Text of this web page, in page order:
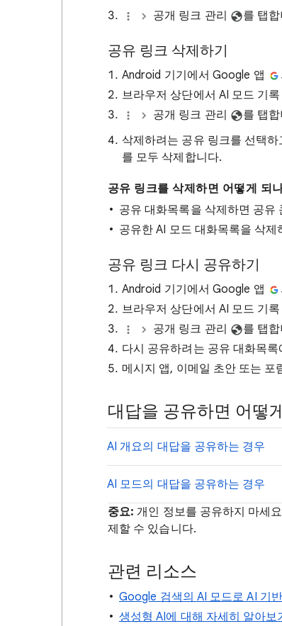
공개 링크 관리
를 탭
공유 링크 삭제하기
Android 기기에서 Google 앱
브라우저 상단에서 AI 모드 기록
공개 링크 관리
를 탭
삭제하려는 공유 링크를 선택하
를 모두 삭제합니다.
공유 링크를 삭제하면 어떻게 되
공유 대화목록을 삭제하면 공유
공유한 AI 모드 대화목록을 삭
공유 링크 다시 공유하기
Android 기기에서 Google 앱
브라우저 상단에서 AI 모드 기록
공개 링크 관리
를 탭
다시 공유하려는 공유 대화목
메시지 앱, 이메일 초안 또는
대답을 공유하면 어떻
AI 개요의 대답을 공유하는 경우
AI 모드의 대답을 공유하는 경우
중요: 개인 정보를 공유하지 마세
제할 수 있습니다.
관련 리소스
Google 검색의 AI 모드로 AI 기
생성형 AI에 대해 자세히 알아보